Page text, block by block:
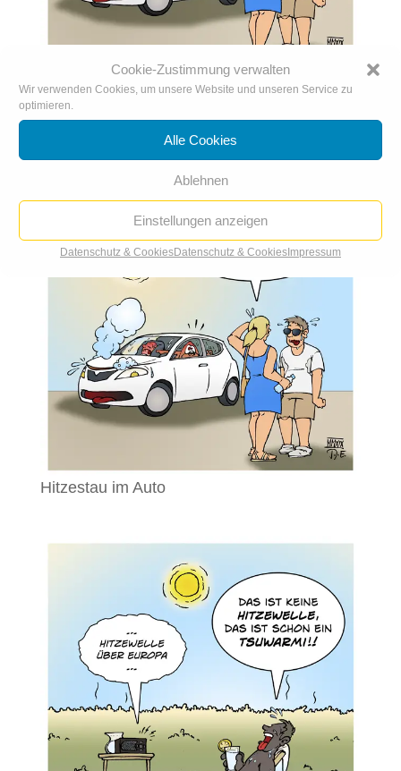
Cookie-Zustimmung verwalten
Wir verwenden Cookies, um unsere Website und unseren Service zu
optimieren.
Alle Cookies
Ablehnen
Einstellungen anzeigen
Datenschutz & CookiesDatenschutz & Cookies Impressum
Hitzestau im Auto
Hitzestau im Auto